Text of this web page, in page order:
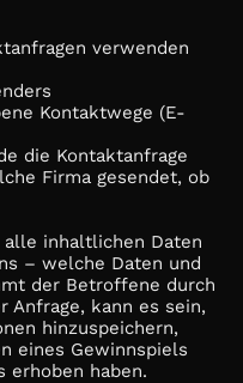
verwenden
Kontaktwege (E-
die Kontaktanfrage
Firma gesendet, ob
inhaltlichen Daten
– welche Daten und
der Betroffene durch
Anfrage, kann es sein,
hinzuspeichern,
eines Gewinnspiels
erhoben haben.